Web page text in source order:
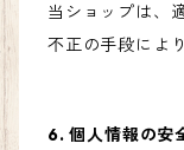
当ショップは、
不正の手段によ
6. 個人情報の安